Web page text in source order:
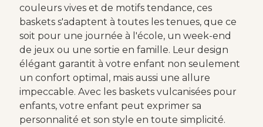
couleurs vives et de motifs tendance, ces
baskets s'adaptent à toutes les tenues, que ce
soit pour une journée à l'école, un week-end
de jeux ou une sortie en famille. Leur design
élégant garantit à votre enfant non seulement
un confort optimal, mais aussi une allure
impeccable. Avec les baskets vulcanisées pour
enfants, votre enfant peut exprimer sa
personnalité et son style en toute simplicité.